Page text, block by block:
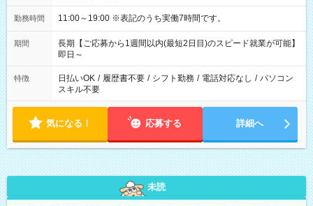
勤務時間 11:00～19:00 ※表記のうち実働7時間です。
期間
長期【ご応募から1週間以内(最短2日目)のスピード就業が可能】
即日～
特徴 日払いOK / 履歴書不要 / シフト勤務 / 電話対応なし / パソコン
スキル不要
気になる！ 応募する 詳細へ
未読